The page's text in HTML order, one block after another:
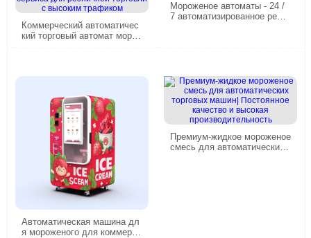
Коммерческий автоматичес
кий торговый автомат моро
Мороженое автоматы - 24 /
7 автоматизированное реше
Автоматическая машина дл
я мороженого для коммерче
Премиум-жидкое мороженое
смесь для автоматических